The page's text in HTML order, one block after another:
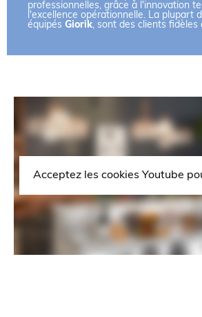
professionnelles, grâce à l'innovation
l'excellence opérationnelle. La plupart
équipés Giorik, sont des clients fidèles
Acceptez les cookies Youtube